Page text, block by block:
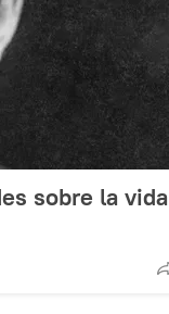
sobre la vida